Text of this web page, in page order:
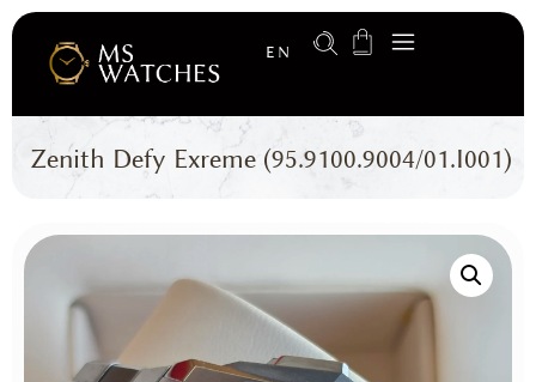
EN
Zenith Defy Exreme (95.9100.9004/01.I001)